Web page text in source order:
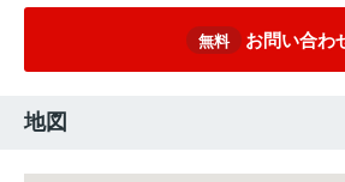
無料 お問い合わ
地図